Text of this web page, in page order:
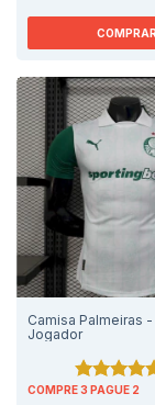
COMPRAR
Camisa Palmeiras -
Jogador
COMPRE 3 PAGUE 2